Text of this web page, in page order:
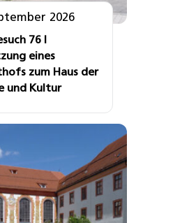
2026
76 I
eines
zum Haus der
und Kultur